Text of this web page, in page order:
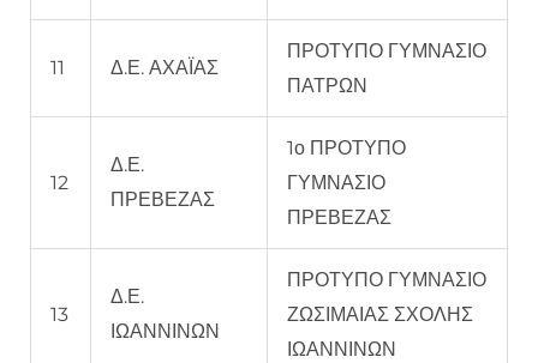
11 Δ.Ε. ΑΧΑΪΑΣ
ΠΡΟΤΥΠΟ ΓΥΜΝΑΣΙΟ
ΠΑΤΡΩΝ
12
Δ.Ε.
ΠΡΕΒΕΖΑΣ
1ο ΠΡΟΤΥΠΟ
ΓΥΜΝΑΣΙΟ
ΠΡΕΒΕΖΑΣ
13
Δ.Ε.
ΙΩΑΝΝΙΝΩΝ
ΠΡΟΤΥΠΟ ΓΥΜΝΑΣΙΟ
ΖΩΣΙΜΑΙΑΣ ΣΧΟΛΗΣ
ΙΩΑΝΝΙΝΩΝ